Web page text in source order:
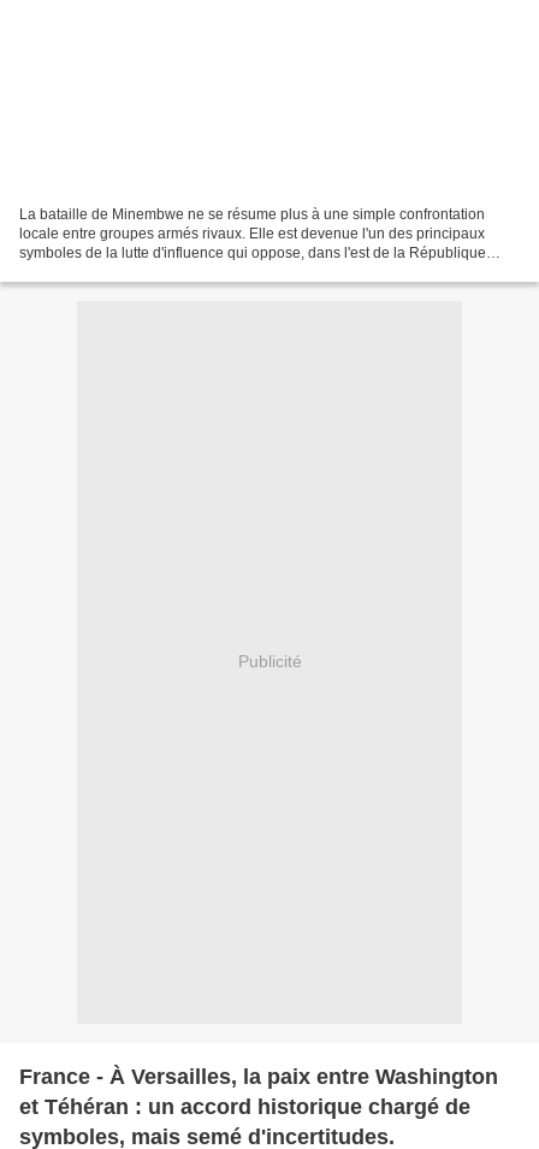
La bataille de Minembwe ne se résume plus à une simple confrontation
locale entre groupes armés rivaux. Elle est devenue l'un des principaux
symboles de la lutte d'influence qui oppose, dans l'est de la République
Publicité
France - À Versailles, la paix entre Washington
et Téhéran : un accord historique chargé de
symboles, mais semé d'incertitudes.